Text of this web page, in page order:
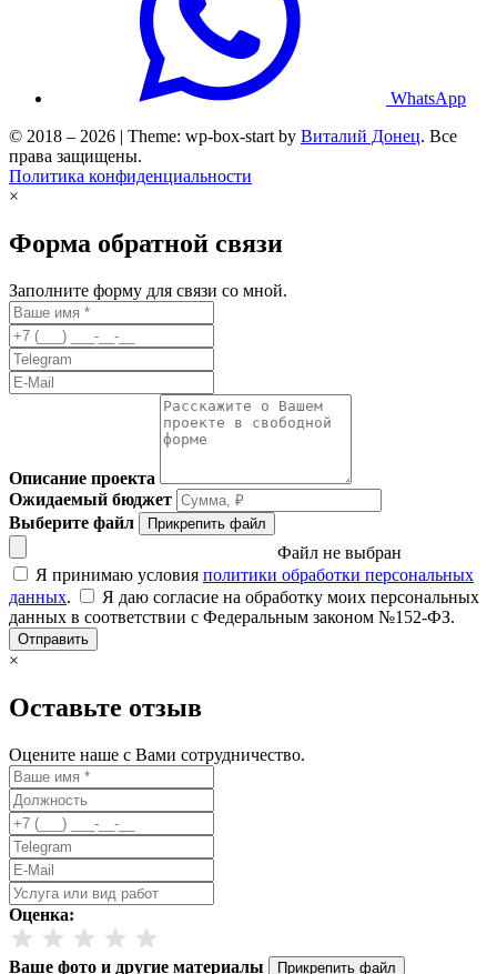
WhatsApp
© 2018 – 2026 | Theme: wp-box-start by Виталий Донец. Все
права защищены.
Политика конфиденциальности
×
Форма обратной связи
Заполните форму для связи со мной.
Описание проекта
Ожидаемый бюджет
Выберите файл
Прикрепить файл
Файл не выбран
Я принимаю условия политики обработки персональных
данных.
Я даю согласие на обработку моих персональных
данных в соответствии с Федеральным законом №152-ФЗ.
Отправить
×
Оставьте отзыв
Оцените наше с Вами сотрудничество.
Оценка:
Ваше фото и другие материалы Прикрепить файл